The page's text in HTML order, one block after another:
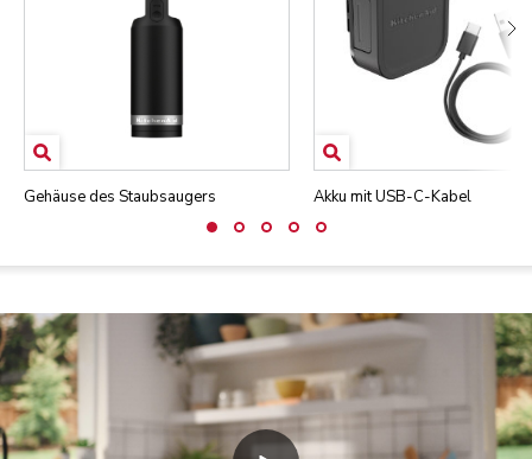
Gehäuse des Staubsaugers Akku mit USB-C-Kabel